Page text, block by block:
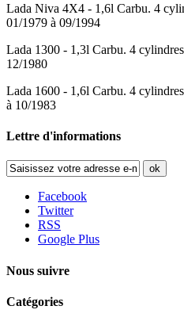
Lada Niva 4X4 - 1,6l Carbu. 4
01/1979 à 09/1994
Lada 1300 - 1,3l Carbu. 4
12/1980
Lada 1600 - 1,6l Carbu. 4
à 10/1983
Lettre d'informations
ok
Facebook
Twitter
RSS
Google Plus
Nous suivre
Catégories